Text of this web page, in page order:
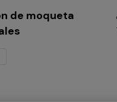
de moqueta